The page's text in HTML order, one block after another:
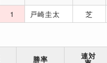
1 戸崎圭太 芝
勝率 連対